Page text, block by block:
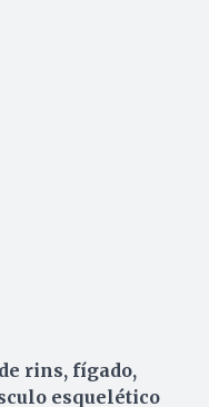
rins, fígado,
esquelético